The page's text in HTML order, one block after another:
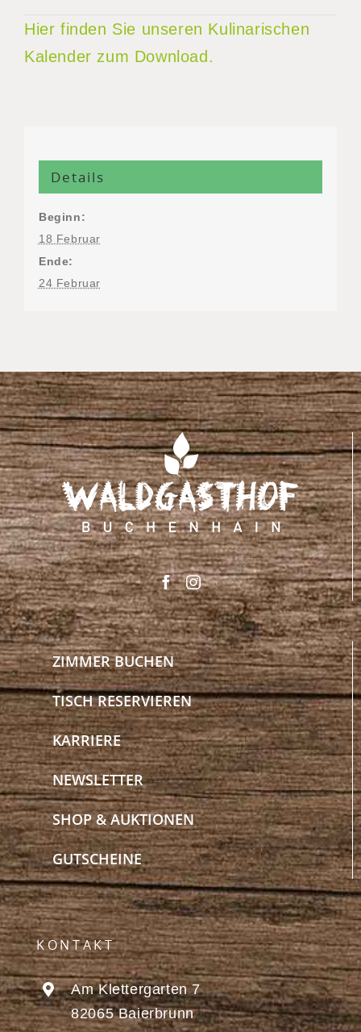
Hier finden Sie unseren Kulinarischen
Kalender zum Download.
Details
Beginn:
18 Februar
Ende:
24 Februar
ZIMMER BUCHEN
TISCH RESERVIEREN
KARRIERE
NEWSLETTER
SHOP & AUKTIONEN
GUTSCHEINE
KONTAKT
Am Klettergarten 7
82065 Baierbrunn